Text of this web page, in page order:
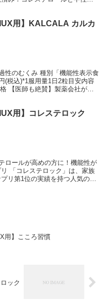
用】KALCALA カルカ
性のむくみ 種別「機能性表示食
(税込)*1服用量1日2粒目安内容
【医師も絶賛】製薬会社が本
用】コレステロック
ロールが高めの方に！機能性が
「コレステロック」は、家族
リ第1位の実績を持つ人気のサ
用】こころ習慣
ック